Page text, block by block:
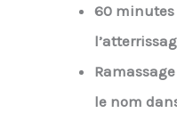
60 minutes
le nom